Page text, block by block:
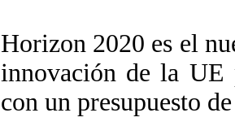
Horizon 2020 es el
innovación de la UE
con un presupuesto